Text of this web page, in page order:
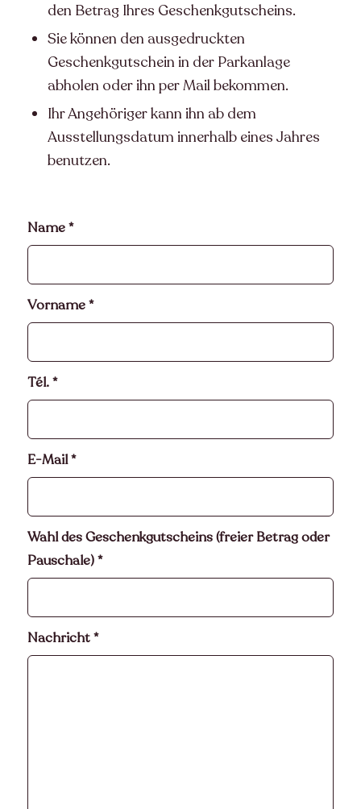
den Betrag Ihres Geschenkgutscheins.
Sie können den ausgedruckten
Geschenkgutschein in der Parkanlage
abholen oder ihn per Mail bekommen.
Ihr Angehöriger kann ihn ab dem
Ausstellungsdatum innerhalb eines Jahres
benutzen.
Name*
Vorname*
Tél.*
E-Mail*
Wahl des Geschenkgutscheins (freier Betrag oder
Pauschale)*
Nachricht*